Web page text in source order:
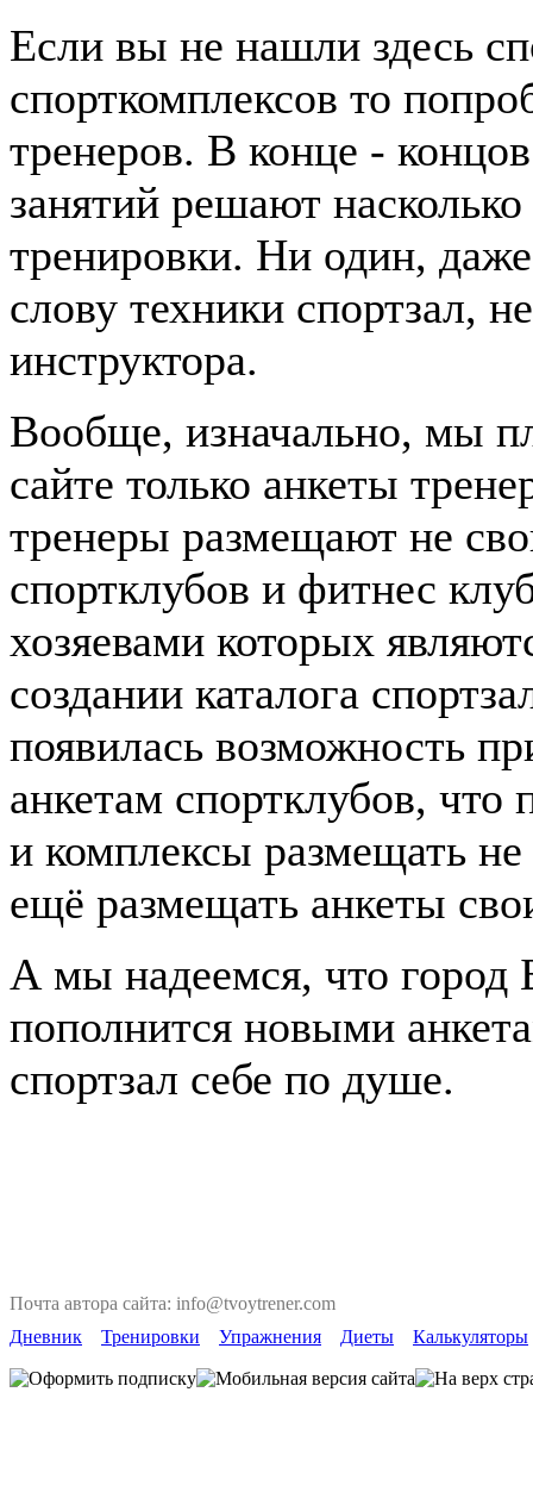
Если вы не нашли здесь
спорткомплексов то
тренеров. В конце -
занятий решают
тренировки. Ни один,
слову техники спортзал,
инструктора.
Вообще, изначально, мы
сайте только анкеты
тренеры размещают не
спортклубов и фитнес
хозяевами которых
создании каталога
появилась возможность
анкетам спортклубов,
и комплексы размещать
ещё размещать анкеты
А мы надеемся, что
пополнится новыми
спортзал себе по душе.
Почта автора сайта: info@tvoytrener.com
Дневник
Тренировки Упражнения Диеты Калькуляторы